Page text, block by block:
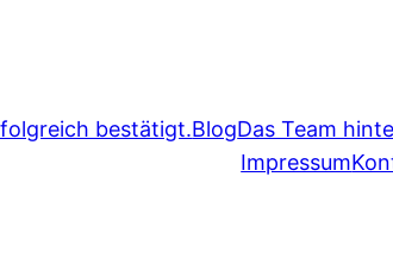
bestätigt.BlogDas Team
Impressum